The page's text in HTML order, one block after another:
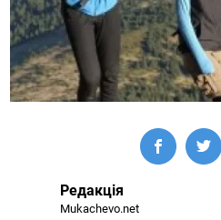
Редакція
Mukachevo.net